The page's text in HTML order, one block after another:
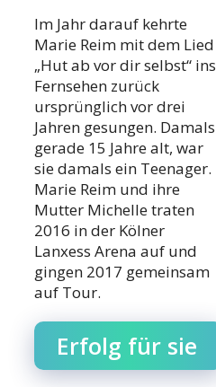
Im Jahr darauf kehrte
Marie Reim mit dem Lied
„Hut ab vor dir selbst“ ins
Fernsehen zurück
ursprünglich vor drei
Jahren gesungen. Damals
gerade 15 Jahre alt, war
sie damals ein Teenager.
Marie Reim und ihre
Mutter Michelle traten
2016 in der Kölner
Lanxess Arena auf und
gingen 2017 gemeinsam
auf Tour.
Erfolg für sie